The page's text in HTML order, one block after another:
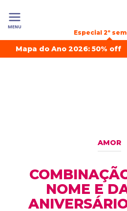
MENU
Especial 2º
Mapa do Ano 2026: 50% off
AMOR
NOME E